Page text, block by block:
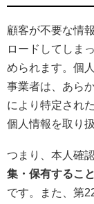
顧客が不要な情
ロードしてしま
められます。個
事業者は、あら
により特定され
個人情報を取り
つまり、本人確
集・保有するこ
です。また、第